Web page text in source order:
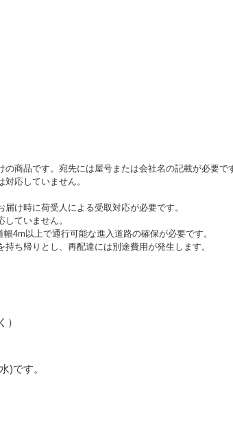
の商品です。宛先には屋号または会社名の記載が必要で
応していません。
け時に荷受人による受取対応が必要です。
ていません。
4m以上で通行可能な進入道路の確保が必要です。
ち帰りとし、再配達には別途費用が発生します。
）
)です。